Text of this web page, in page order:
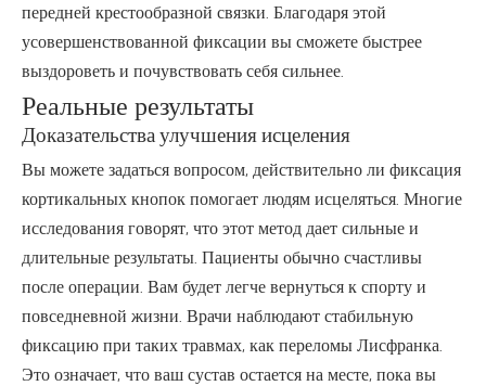
передней крестообразной связки. Благодаря этой
усовершенствованной фиксации вы сможете быстрее
выздороветь и почувствовать себя сильнее.
Реальные результаты
Доказательства улучшения исцеления
Вы можете задаться вопросом, действительно ли фиксация
кортикальных кнопок помогает людям исцеляться. Многие
исследования говорят, что этот метод дает сильные и
длительные результаты. Пациенты обычно счастливы
после операции. Вам будет легче вернуться к спорту и
повседневной жизни. Врачи наблюдают стабильную
фиксацию при таких травмах, как переломы Лисфранка.
Это означает, что ваш сустав остается на месте, пока вы